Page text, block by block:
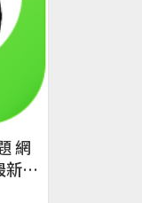
網
新版